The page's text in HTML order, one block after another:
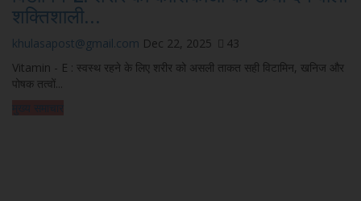
शक्तिशाली...
khulasapost@gmail.com Dec 22, 2025
43
Vitamin - E : स्वस्थ रहने के लिए शरीर को असली ताकत सही विटामिन, खनिज और
पोषक तत्वों...
मुख्य समाचार